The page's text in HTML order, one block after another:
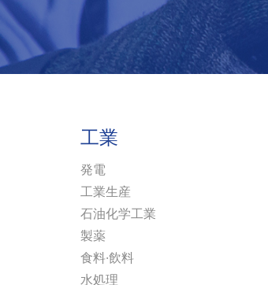
工業
発電
工業生産
石油化学工業
製薬
食料·飲料
水処理